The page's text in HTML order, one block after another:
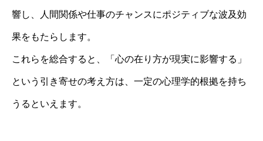
響し、人間関係や仕事のチャンスにポジティブな波及効
果をもたらします。
これらを総合すると、「心の在り方が現実に影響する」
という引き寄せの考え方は、一定の心理学的根拠を持ち
うるといえます。